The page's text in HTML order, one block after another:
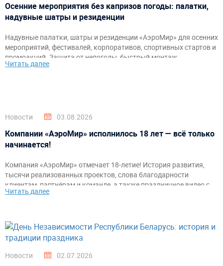
Осенние мероприятия без капризов погоды: палатки,
надувные шатры и резиденции
Надувные палатки, шатры и резиденции «АэроМир» для осенних
мероприятий, фестивалей, корпоративов, спортивных стартов и
промоакций. Защита от непогоды, быстрый монтаж,
брендирование и комфортное пространство для гостей и
Читать далее
Новости 03.08.2026
Компании «АэроМир» исполнилось 18 лет — всё только
начинается!
Компания «АэроМир» отмечает 18-летие! История развития,
тысячи реализованных проектов, слова благодарности
клиентам, партнёрам и команде, а также праздничное видео с
самыми яркими моментами за годы работы.
Читать далее
Новости 02.07.2026